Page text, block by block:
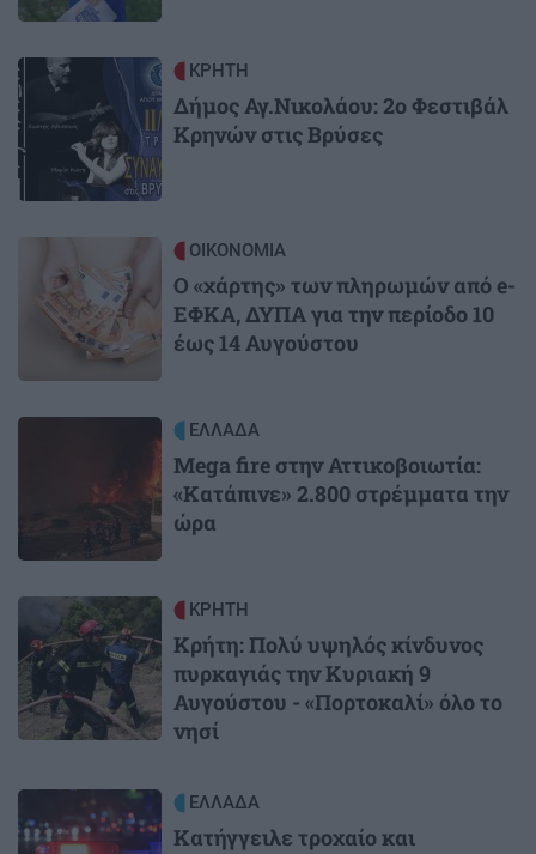
Image ΚΡΗΤΗ
Δήμος Αγ.Νικολάου: 2ο Φεστιβάλ
Κρηνών στις Βρύσες
ΟΙΚΟΝΟΜΙΑ
Ο «χάρτης» των πληρωμών από e-
ΕΦΚΑ, ΔΥΠΑ για την περίοδο 10
έως 14 Αυγούστου
ΕΛΛΑΔΑ
Mega fire στην Αττικοβοιωτία:
«Κατάπινε» 2.800 στρέμματα την
ώρα
Image ΚΡΗΤΗ
Κρήτη: Πολύ υψηλός κίνδυνος
πυρκαγιάς την Κυριακή 9
Αυγούστου - «Πορτοκαλί» όλο το
νησί
ΕΛΛΑΔΑ
Κατήγγειλε τροχαίο και